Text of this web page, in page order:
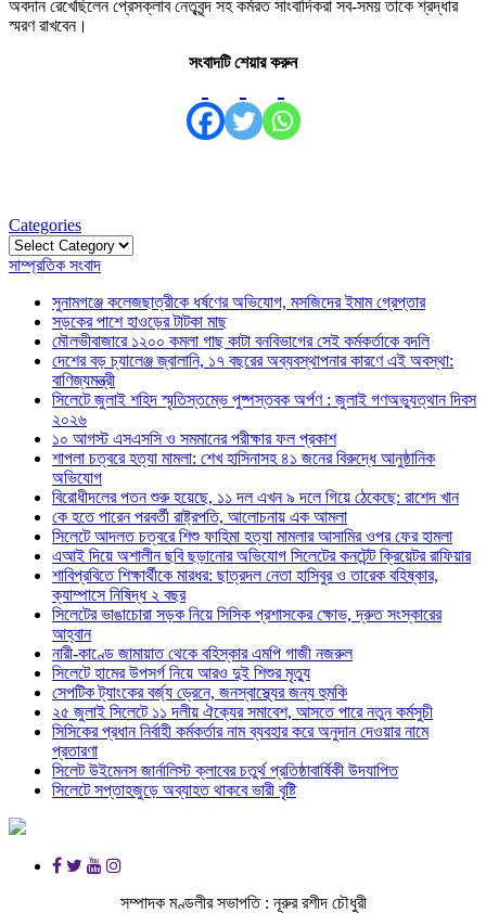
অবদান রেখেছিলেন প্রেসক্লাব নেতৃবৃন্দ সহ কর্মরত সাংবাদিকরা সব-সময় তাকে শ্রদ্ধার
স্মরণ রাখবেন।
সংবাদটি শেয়ার করুন
Categories
Categories
সাম্প্রতিক সংবাদ
সুনামগঞ্জে কলেজছাত্রীকে ধর্ষণের অভিযোগ, মসজিদের ইমাম গ্রেপ্তার
সড়কের পাশে হাওড়ের টাটকা মাছ
মৌলভীবাজারে ১২০০ কমলা গাছ কাটা বনবিভাগের সেই কর্মকর্তাকে বদলি
দেশের বড় চ্যালেঞ্জ জ্বালানি, ১৭ বছরের অব্যবস্থাপনার কারণে এই অবস্থা:
বাণিজ্যমন্ত্রী
সিলেটে জুলাই শহিদ স্মৃতিস্তম্ভে পুষ্পস্তবক অর্পণ : জুলাই গণঅভ্যুত্থান দিবস
২০২৬
১০ আগস্ট এসএসসি ও সমমানের পরীক্ষার ফল প্রকাশ
শাপলা চত্বরে হত্যা মামলা: শেখ হাসিনাসহ ৪১ জনের বিরুদ্ধে আনুষ্ঠানিক
অভিযোগ
বিরোধীদলের পতন শুরু হয়েছে, ১১ দল এখন ৯ দলে গিয়ে ঠেকেছে: রাশেদ খান
কে হতে পারেন পরবর্তী রাষ্ট্রপতি, আলোচনায় এক আমলা
সিলেটে আদলত চত্বরে শিশু ফাহিমা হত্যা মামলার আসামির ওপর ফের হামলা
এআই দিয়ে অশালীন ছবি ছড়ানোর অভিযোগ সিলেটের কনটেন্ট ক্রিয়েটর রাফিয়ার
শাবিপ্রবিতে শিক্ষার্থীকে মারধর: ছাত্রদল নেতা হাসিবুর ও তারেক বহিষ্কার,
ক্যাম্পাসে নিষিদ্ধ ২ বছর
সিলেটের ভাঙাচোরা সড়ক নিয়ে সিসিক প্রশাসকের ক্ষোভ, দ্রুত সংস্কারের
আহ্বান
নারী-কাণ্ডে জামায়াত থেকে বহিস্কার এমপি গাজী নজরুল
সিলেটে হামের উপসর্গ নিয়ে আরও দুই শিশুর মৃত্যু
সেপটিক ট্যাংকের বর্জ্য ড্রেনে, জনস্বাস্থ্যের জন্য হুমকি
২৫ জুলাই সিলেটে ১১ দলীয় ঐক্যের সমাবেশ, আসতে পারে নতুন কর্মসুচী
সিসিকের প্রধান নির্বাহী কর্মকর্তার নাম ব্যবহার করে অনুদান দেওয়ার নামে
প্রতারণা
সিলেট উইমেনস জার্নালিস্ট ক্লাবের চতুর্থ প্রতিষ্ঠাবার্ষিকী উদযাপিত
সিলেটে সপ্তাহজুড়ে অব্যাহত থাকবে ভারী বৃষ্টি
সম্পাদক মণ্ডলীর সভাপতি : নূরুর রশীদ চৌধুরী